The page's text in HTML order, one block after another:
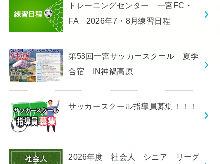
トレーニングセンター 一宮FC・
FA 2026年7・8月練習日程
第53回一宮サッカースクール 夏季
合宿 IN神鍋高原
サッカースクール指導員募集！！！
2026年度 社会人 シニア リーグ